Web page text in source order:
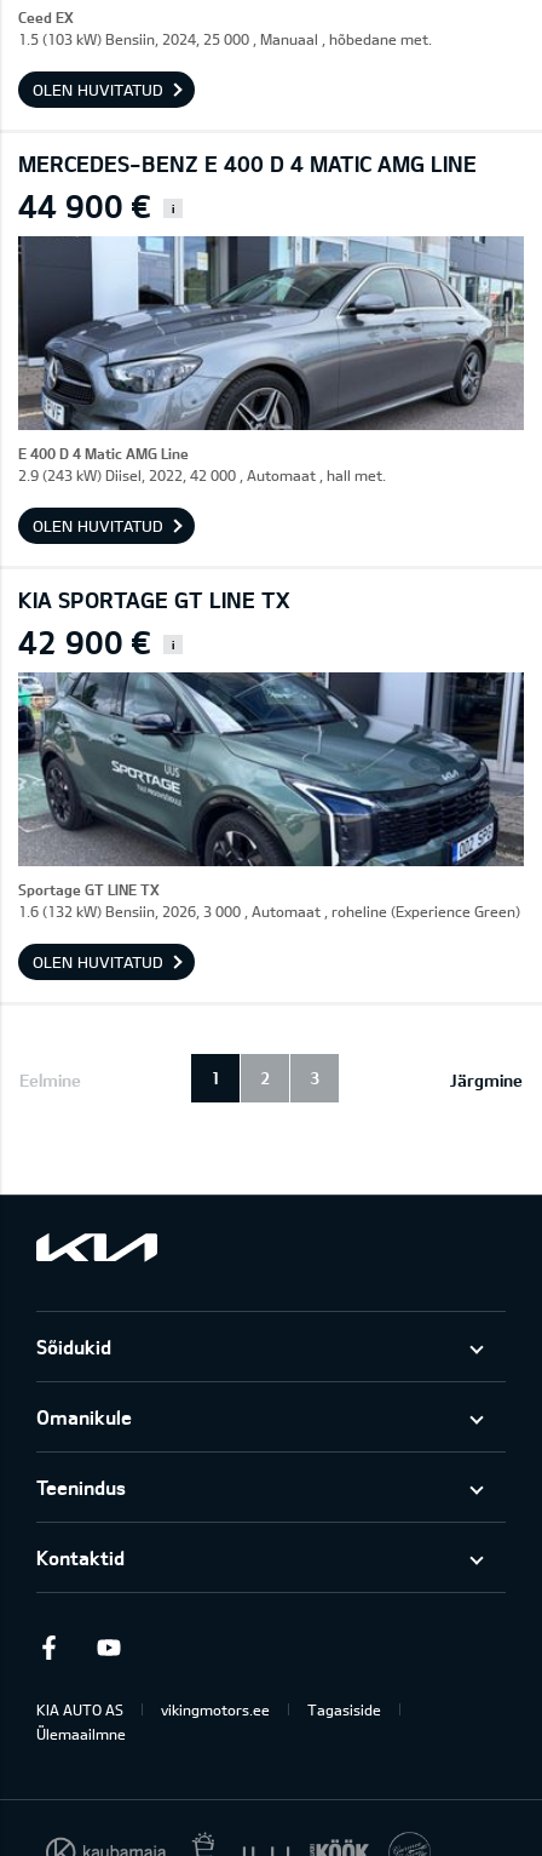
Ceed EX
1.5 (103 kW) Bensiin, 2024, 25 000 , Manuaal , hõbedane met.
OLEN HUVITATUD
MERCEDES-BENZ E 400 D 4 MATIC AMG LINE
44 900 € i
E 400 D 4 Matic AMG Line
2.9 (243 kW) Diisel, 2022, 42 000 , Automaat , hall met.
OLEN HUVITATUD
KIA SPORTAGE GT LINE TX
42 900 € i
Sportage GT LINE TX
1.6 (132 kW) Bensiin, 2026, 3 000 , Automaat , roheline (Experience Green)
OLEN HUVITATUD
Eelmine Järgmine
1 2 3
Sõidukid
Omanikule
Teenindus
Kontaktid
Facebook
KIA AUTO AS vikingmotors.ee
Tagasiside
Ülemaailmne